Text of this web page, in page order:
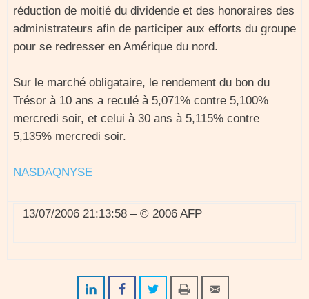
réduction de moitié du dividende et des honoraires des
administrateurs afin de participer aux efforts du groupe
pour se redresser en Amérique du nord.
Sur le marché obligataire, le rendement du bon du
Trésor à 10 ans a reculé à 5,071% contre 5,100%
mercredi soir, et celui à 30 ans à 5,115% contre
5,135% mercredi soir.
NASDAQNYSE
13/07/2006 21:13:58 – © 2006 AFP